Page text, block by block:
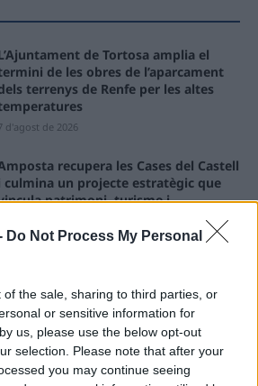
Do Not Process My Personal
of the sale, sharing to third parties, or
or sensitive information for
us, please use the below opt-out
selection. Please note that after your
you may continue seeing
de Tortosa amplia el
de les obres de l’aparcament
terrenys de Renfe per les altes
d'agost de 2026
recupera les Cases del Castell
culmina un projecte estratègic que
patrimoni, turisme i
d'agost de 2026
amb més modistes i gairebé
peces a concurs
31 de juliol de 2026
“L’eclipsi serà una oportunitat també